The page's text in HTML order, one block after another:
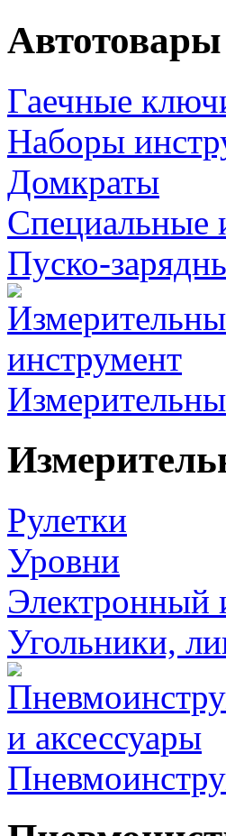
Автотовары
Гаечные
Наборы
Домкраты
Специальные
Пуско-
Рулетки
Уровни
Электронный
Угольники,